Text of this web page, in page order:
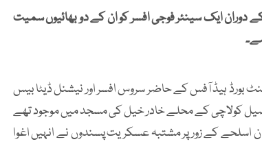
دوران ایک سینئر فوجی افسر کو ان کے دو بھائیوں سمیت
بورڈ ہیڈ آفس کے حاضر سروس افسر اور نیشنل ڈیٹا بیس
کولاچی کے محلے خادر خیل کی مسجد میں موجود تھے
اسلحے کے زور پر مشتبہ عسکریت پسندوں نے انہیں اغوا